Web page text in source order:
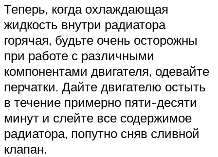
Теперь, когда охлаждающая
жидкость внутри радиатора
горячая, будьте очень осторожны
при работе с различными
компонентами двигателя, одевайте
перчатки. Дайте двигателю остыть
в течение примерно пяти-десяти
минут и слейте все содержимое
радиатора, попутно сняв сливной
клапан.